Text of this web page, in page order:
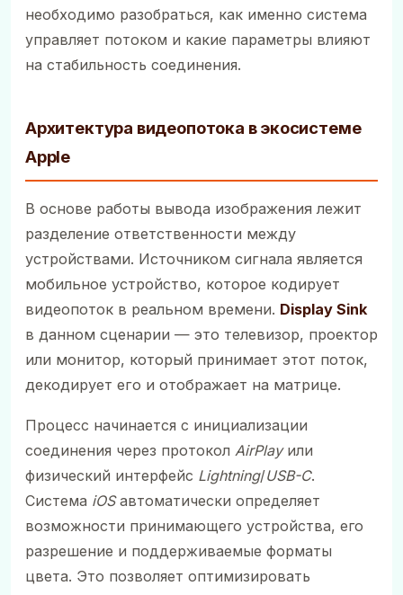
необходимо разобраться, как именно система
управляет потоком и какие параметры влияют
на стабильность соединения.
Архитектура видеопотока в экосистеме
Apple
В основе работы вывода изображения лежит
разделение ответственности между
устройствами. Источником сигнала является
мобильное устройство, которое кодирует
видеопоток в реальном времени. Display Sink
в данном сценарии — это телевизор, проектор
или монитор, который принимает этот поток,
декодирует его и отображает на матрице.
Процесс начинается с инициализации
соединения через протокол AirPlayили
физический интерфейс Lightning/USB-C.
Система iOSавтоматически определяет
возможности принимающего устройства, его
разрешение и поддерживаемые форматы
цвета. Это позволяет оптимизировать